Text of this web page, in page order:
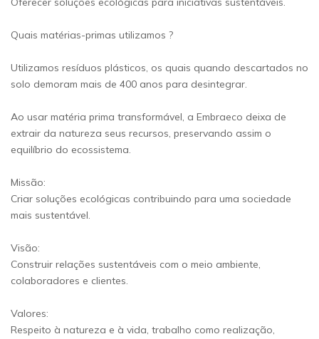
Quais matérias-primas utilizamos ?
Utilizamos resíduos plásticos, os quais quando descartados no
solo demoram mais de 400 anos para desintegrar.
Ao usar matéria prima transformável, a Embraeco deixa de
extrair da natureza seus recursos, preservando assim o
equilíbrio do ecossistema.
Missão:
Criar soluções ecológicas contribuindo para uma sociedade
mais sustentável.
Visão:
Construir relações sustentáveis com o meio ambiente,
colaboradores e clientes.
Valores:
Respeito à natureza e à vida, trabalho como realização,